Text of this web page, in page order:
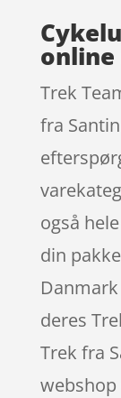
Trek
fra
også
din
deres
Trek fra